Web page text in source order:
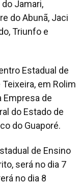
Jamari,
do Abunã, Jaci
Triunfo e
Estadual de
em Rolim
Empresa de
do Estado de
do Guaporé.
de Ensino
será no dia 7
no dia 8